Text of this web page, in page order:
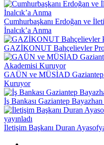
Cumhurbaşkanı Erdoğan ve
İnalcık’a Anma
GAZİKONUT Bahçelievler
GAÜN ve MÜSİAD Gaziantep
Kuruyor
İş Bankası Gaziantep
İletişim Başkanı Duran